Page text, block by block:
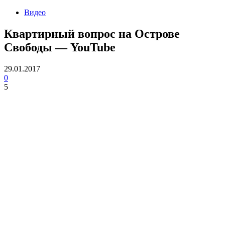
Видео
Квартирный вопрос на Острове
Свободы — YouTube
29.01.2017
0
5